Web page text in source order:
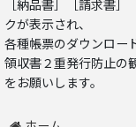
［納品書］［請求書
クが表示され、
各種帳票のダウンロー
領収書２重発行防止の
をお願いします。